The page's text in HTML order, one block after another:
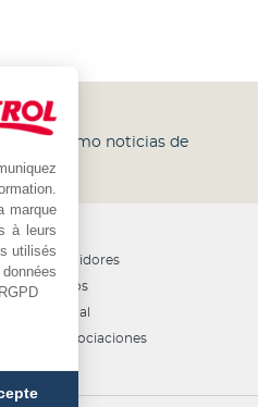
marque
à leurs
utilisés
boletín
como noticias de
OTROS
Los distribuidores
Contáctenos
Internacional
Prensa y asociaciones